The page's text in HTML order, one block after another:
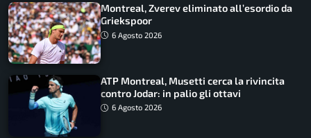
Montreal, Zverev eliminato all’esordio da
Griekspoor
6 Agosto 2026
ATP Montreal, Musetti cerca la rivincita
contro Jodar: in palio gli ottavi
6 Agosto 2026